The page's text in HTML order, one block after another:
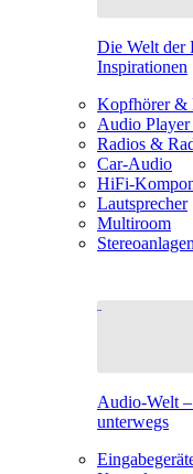
Die Welt der
Inspirationen
Kopfhörer &
Audio
Radios &
Car-Audio
HiFi-
Lautsprecher
Multiroom
Stereoanlagen
Audio-Welt
unterwegs